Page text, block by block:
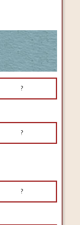
?
?
?